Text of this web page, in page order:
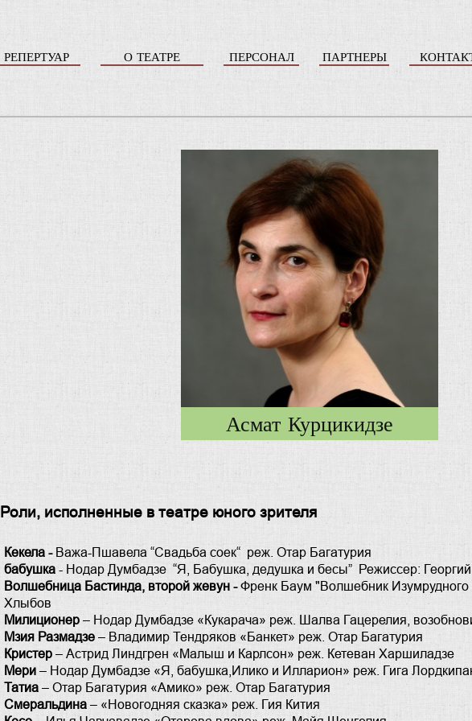
РЕПЕРТУАР О ТЕАТРЕ ПЕРСОНАЛ ПАРТНЕРЫ
Асмат Курцикидзе
Роли, исполненные в театре юного зрителя
Кекела - Важа-Пшавела “Свадьба соек“ реж. Отар Багатурия
бабушка - Нодар Думбадзе “Я, Бабушка, дедушка и бесы” Режиссер:
Волшебница Бастинда, второй жевун -Френк Баум "Волшебник
Хлыбов
Милиционер – Нодар Думбадзе «Кукарача» реж. Шалва Гацерелия,
Мзия Размадзе – Владимир Тендряков «Банкет» реж. Отар Багатурия
Кристер – Астрид Линдгрен «Малыш и Карлсон» реж. Кетеван Харшиладзе
Мери – Нодар Думбадзе «Я, бабушка,Илико и Илларион» реж. Гига
Татиа – Отар Багатурия «Амико» реж. Отар Багатурия
Смеральдина – «Новогодняя сказка» реж. Гия Кития